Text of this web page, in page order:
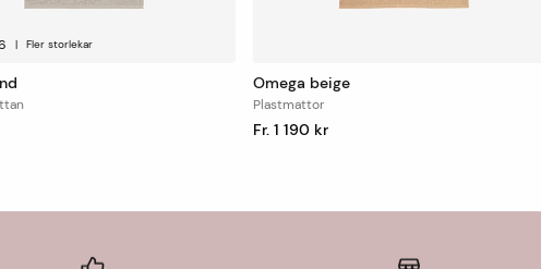
| Fler storlekar
Omega beige
Plastmattor
Fr. 1 190 kr